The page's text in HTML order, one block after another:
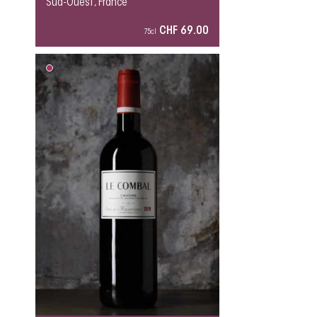
Sud-Ouest, France
75cl CHF 69.00